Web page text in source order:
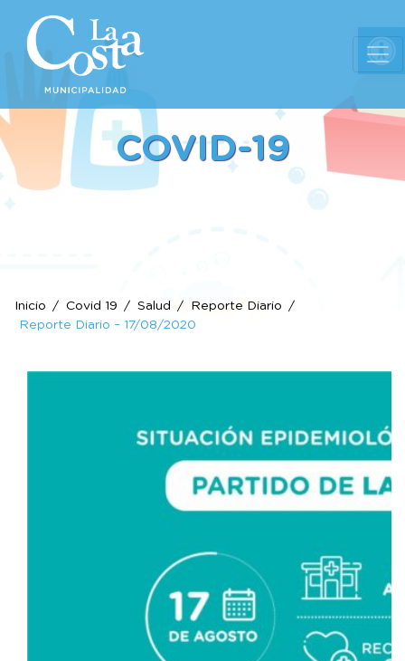
COVID-19
Inicio Covid 19 Salud
Reporte Diario
Reporte Diario – 17/08/2020